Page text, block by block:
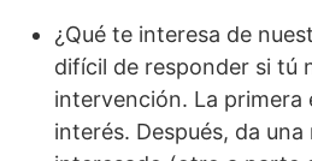
¿Qué te interesa de
difícil de responder si tú
intervención. La primera
interés. Después, da